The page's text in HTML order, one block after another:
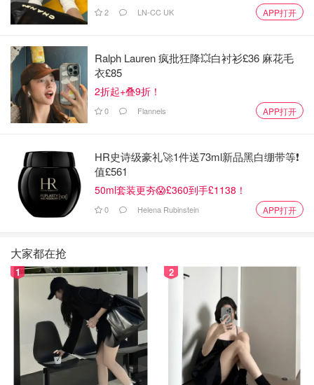
2 LN-CC UK APP打开
Ralph Lauren 疯批狂降💥白衬衫£36 麻花毛
衣£85
2折起+叠9折！
0 Flannels APP打开
HR史诗级豪礼🚀1件送73ml新品黑白绷带等❗️
值£561
50ml套装更夯😱£360到手£1138！
0 Helena Rubinstein APP打开
大家都在抢
1 2